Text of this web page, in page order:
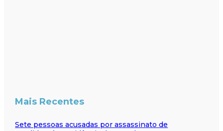
Mais Recentes
Sete pessoas acusadas por assassinato de